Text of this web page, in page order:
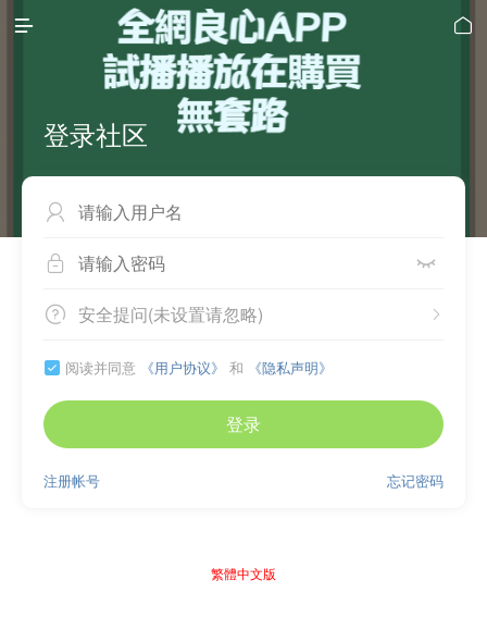
 
登录社区

 
 
安全提问(未设置请忽略)
 阅读并同意 《用户协议》 和 《隐私声明》
登录
忘记密码
注册帐号
繁體中文版